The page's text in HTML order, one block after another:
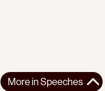
More inSpeeches